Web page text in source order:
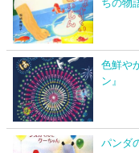
ちの物
色鮮や
ン』
パンダ